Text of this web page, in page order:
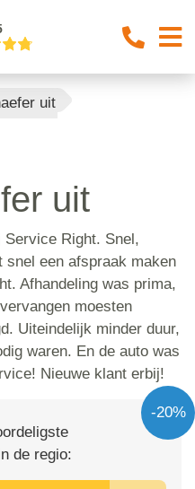
uit
uit
Service Right. Snel,
een afspraak maken
Afhandeling was prima,
moesten
Uiteindelijk minder duur,
waren. En de auto was
Nieuwe klant erbij!
-20%
de regio: